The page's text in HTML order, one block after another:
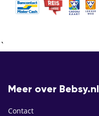
`
Meer over Bebsy.nl
Contact